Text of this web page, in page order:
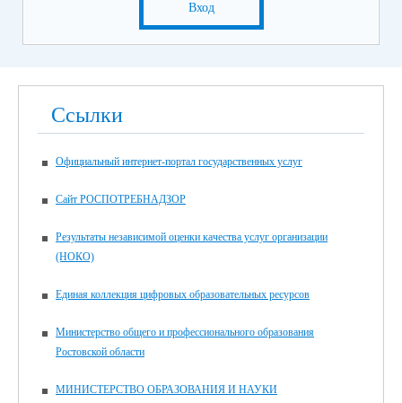
Вход
Ссылки
Официальный интернет-портал государственных услуг
Сайт РОСПОТРЕБНАДЗОР
Результаты независимой оценки качества услуг организации
(НОКО)
Единая коллекция цифровых образовательных ресурсов
Министерство общего и профессионального образования
Ростовской области
МИНИСТЕРСТВО ОБРАЗОВАНИЯ И НАУКИ